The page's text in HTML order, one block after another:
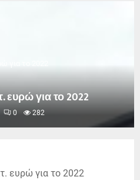
ευρώ για το 2022
0 282